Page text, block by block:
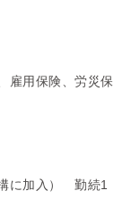
雇用保険、労災保
に加入） 勤続1